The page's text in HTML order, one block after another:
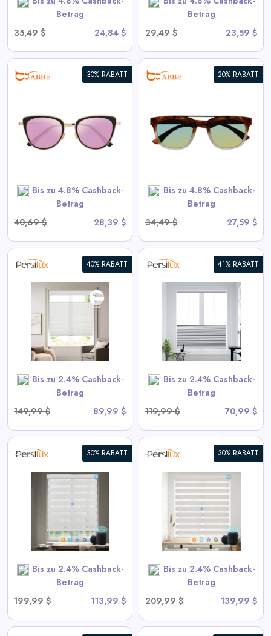
Betrag
35,49 $
24,84 $
Betrag
29,49 $
23,59 $
30% RABATT
Bis zu 4.8% Cashback-
Betrag
40,69 $
28,39 $
20% RABATT
Bis zu 4.8% Cashback-
Betrag
34,49 $
27,59 $
Sonnenbrille
View All ABBE Deals
SHOP NOW
40% RABATT
Bis zu 2.4% Cashback-
Betrag
149,99 $
89,99 $
41% RABATT
Bis zu 2.4% Cashback-
Betrag
119,99 $
70,99 $
Persilux Individuelle
Zellenschattierungen von oben
nach unten und von unten nach
oben
View All Persilux Deals
SHOP NOW
30% RABATT
Bis zu 2.4% Cashback-
Betrag
199,99 $
113,99 $
30% RABATT
Bis zu 2.4% Cashback-
Betrag
209,99 $
139,99 $
A-OK Motorisierte Dual-Layer
View All Persilux Deals
SHOP NOW